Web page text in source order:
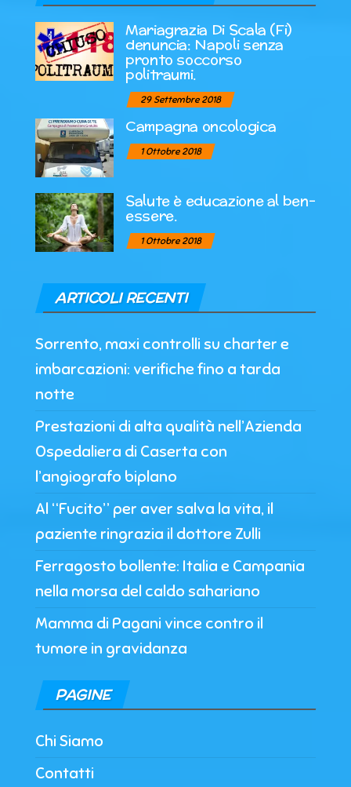
Mariagrazia Di Scala (Fi)
denuncia: Napoli senza
pronto soccorso
politraumi.
29 Settembre 2018
Campagna oncologica
1 Ottobre 2018
Salute è educazione al ben-
essere.
1 Ottobre 2018
ARTICOLI RECENTI
Sorrento, maxi controlli su charter e
imbarcazioni: verifiche fino a tarda
notte
Prestazioni di alta qualità nell’Azienda
Ospedaliera di Caserta con
l’angiografo biplano
Al “Fucito” per aver salva la vita, il
paziente ringrazia il dottore Zulli
Ferragosto bollente: Italia e Campania
nella morsa del caldo sahariano
Mamma di Pagani vince contro il
tumore in gravidanza
PAGINE
Chi Siamo
Contatti